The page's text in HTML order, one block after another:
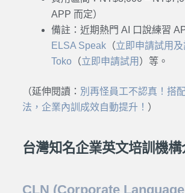
APP 而定）
備註：近期熱門 AI 口說練習
ELSA Speak（立即申請試用
Toko（立即申請試用 ）等。
（延伸閱讀： 別再怪員工不認真！搭
法，企業內訓成效自動提升！ ）
台灣知名企業英文培訓機構
CLN (Corporate